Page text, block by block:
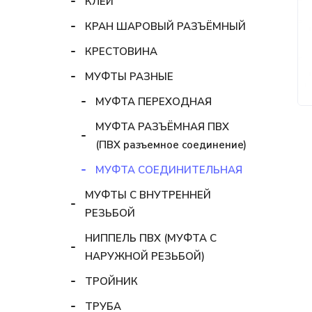
КРАН ШАРОВЫЙ РАЗЪЁМНЫЙ
КРЕСТОВИНА
МУФТЫ РАЗНЫЕ
МУФТА ПЕРЕХОДНАЯ
МУФТА РАЗЪЁМНАЯ ПВХ
(ПВХ разъемное соединение)
МУФТА СОЕДИНИТЕЛЬНАЯ
МУФТЫ С ВНУТРЕННЕЙ
РЕЗЬБОЙ
НИППЕЛЬ ПВХ (МУФТА С
НАРУЖНОЙ РЕЗЬБОЙ)
ТРОЙНИК
ТРУБА